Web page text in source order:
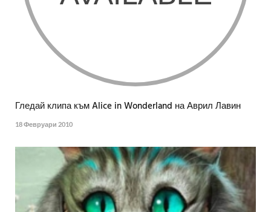
Гледай клипа към Alice in Wonderland на Аврил Лавин
18 Февруари 2010